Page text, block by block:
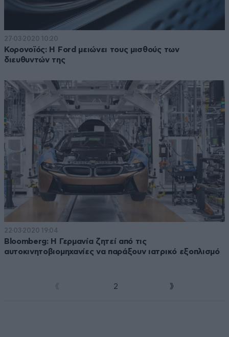
27·03·2020 10:20
Κορονοϊός: Η Ford μειώνει τους μισθούς των
διευθυντών της
22·03·2020 19:04
Bloomberg: Η Γερμανία ζητεί από τις
αυτοκινητοβιομηχανίες να παράξουν ιατρικό εξοπλισμό
2